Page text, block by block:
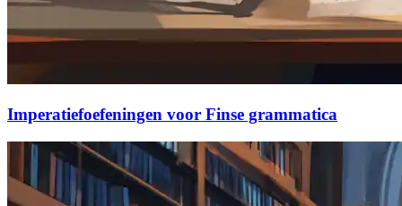
Imperatiefoefeningen voor Finse grammatica